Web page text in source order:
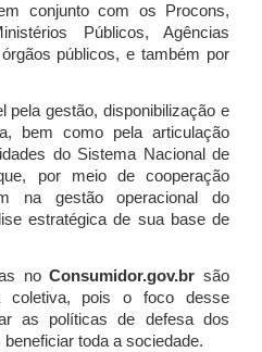
conjunto com os Procons,
Públicos, Agências
públicos, e também por
pela gestão, disponibilização e
bem como pela articulação
do Sistema Nacional de
por meio de cooperação
na gestão operacional do
estratégica de sua base de
noConsumidor.gov.br são
coletiva, pois o foco desse
as políticas de defesa dos
toda a sociedade.